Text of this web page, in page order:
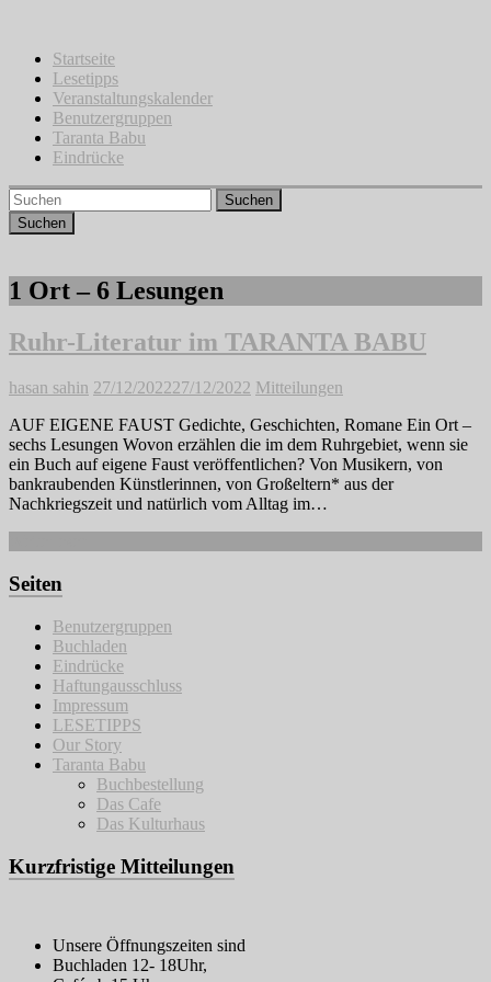
springenStartseite
Lesetipps
Veranstaltungskalender
Benutzergruppen
Taranta Babu
Eindrücke
Suchen
1 Ort – 6 Lesungen
Ruhr-Literatur im TARANTA BABU
hasan sahin 27/12/202227/12/2022 Mitteilungen
AUF EIGENE FAUST Gedichte, Geschichten, Romane Ein Ort –
sechs Lesungen Wovon erzählen die im dem Ruhrgebiet, wenn sie
ein Buch auf eigene Faust veröffentlichen? Von Musikern, von
bankraubenden Künstlerinnen, von Großeltern* aus der
Nachkriegszeit und natürlich vom Alltag im…
Seiten
Benutzergruppen
Buchladen
Eindrücke
Haftungausschluss
Impressum
LESETIPPS
Our Story
Taranta Babu
Buchbestellung
Das Cafe
Das Kulturhaus
Kurzfristige Mitteilungen
Unsere Öffnungszeiten sind
Buchladen 12- 18Uhr,